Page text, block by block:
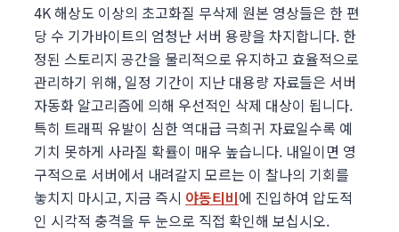
4K 해상도 이상의 초고화질 무삭제 원본 영상들은 한 편
당 수 기가바이트의 엄청난 서버 용량을 차지합니다. 한
정된 스토리지 공간을 물리적으로 유지하고 효율적으로
관리하기 위해, 일정 기간이 지난 대용량 자료들은 서버
자동화 알고리즘에 의해 우선적인 삭제 대상이 됩니다.
특히 트래픽 유발이 심한 역대급 극희귀 자료일수록 예
기치 못하게 사라질 확률이 매우 높습니다. 내일이면 영
구적으로 서버에서 내려갈지 모르는 이 찰나의 기회를
놓치지 마시고, 지금 즉시 야동티비에 진입하여 압도적
인 시각적 충격을 두 눈으로 직접 확인해 보십시오.